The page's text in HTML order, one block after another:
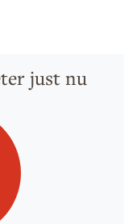
just nu